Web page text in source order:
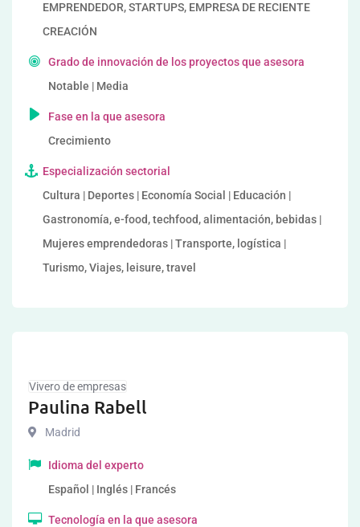
EMPRENDEDOR, STARTUPS, EMPRESA DE RECIENTE
CREACIÓN
Grado de innovación de los proyectos que asesora
Notable | Media
Fase en la que asesora
Crecimiento
Especialización sectorial
Cultura | Deportes | Economía Social | Educación |
Gastronomía, e-food, techfood, alimentación, bebidas |
Mujeres emprendedoras | Transporte, logística |
Turismo, Viajes, leisure, travel
Vivero de empresas
Paulina Rabell
Madrid
Idioma del experto
Español | Inglés | Francés
Tecnología en la que asesora